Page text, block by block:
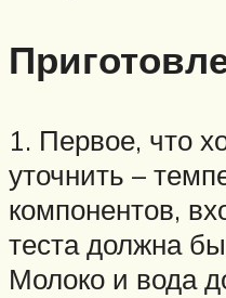
1. Первое, что
уточнить –
компонентов,
теста должна
Молоко и вода